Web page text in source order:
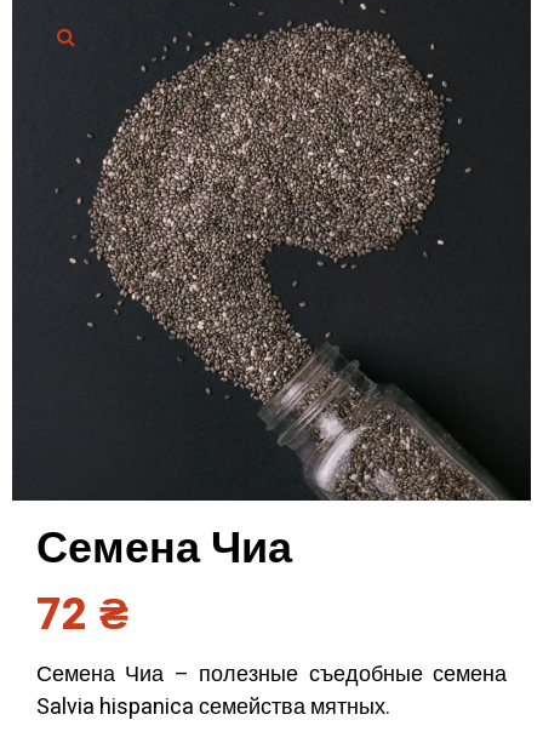
Семена Чиа
72₴
Семена Чиа – полезные съедобные семена
Salvia hispanica семейства мятных.